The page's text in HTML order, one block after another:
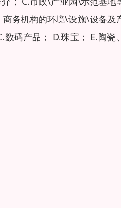
商务机构的环境\设施\设备及
码产品； D.珠宝； E.陶瓷